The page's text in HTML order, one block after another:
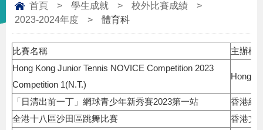
首頁 > 學生成就 > 校外比賽成績
>
2023-2024年度
> 體育科
比賽名稱
主辦機
Hong Kong Junior Tennis NOVICE Competition 2023
Competition 1(N.T.)
Hong
「日清出前一丁」網球青少年新秀賽2023第一站
香港網
全港十八區沙田區跳舞比賽
香港文